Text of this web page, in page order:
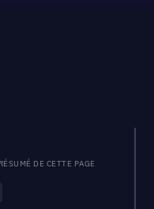
DE CETTE PAGE